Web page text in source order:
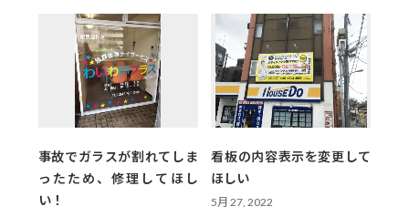
事故でガラスが割れてしま
ったため、修理してほし
い！
看板の内容表示を変更して
ほしい
5月 27, 2022